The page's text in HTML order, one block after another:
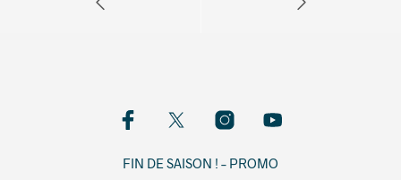
FIN DE SAISON ! – PROMO